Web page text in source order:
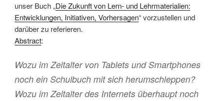
unser Buch „Die Zukunft von Lern- und Lehrmaterialien:
Entwicklungen, Initiativen, Vorhersagen“ vorzustellen und
darüber zu referieren.
Abstract:
Wozu im Zeitalter von Tablets und Smartphones
noch ein Schulbuch mit sich herumschleppen?
Wozu im Zeitalter des Internets überhaupt noch